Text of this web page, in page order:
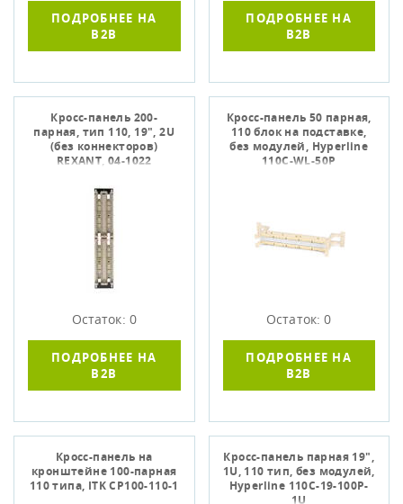
ПОДРОБНЕЕ НА
B2B
ПОДРОБНЕЕ НА
B2B
Кросс-панель 200-
парная, тип 110, 19", 2U
(без коннекторов)
REXANT, 04-1022
Остаток: 0
ПОДРОБНЕЕ НА
B2B
Кросс-панель 50 парная,
110 блок на подставке,
без модулей, Hyperline
110C-WL-50P
Остаток: 0
ПОДРОБНЕЕ НА
B2B
Кросс-панель на
кронштейне 100-парная
110 типа, ITK CP100-110-1
Кросс-панель парная 19",
1U, 110 тип, без модулей,
Hyperline 110C-19-100P-
1U